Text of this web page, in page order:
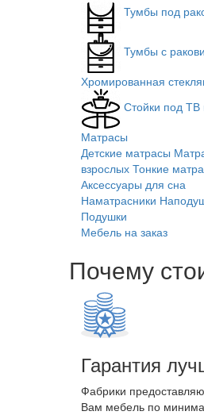
Тумбы под
Тумбы с
Хромированная
Стойки под ТВ
Матрасы
Детские матрасы
взрослых Тонкие
Аксессуары для сна
Наматрасники
Подушки
Мебель на заказ
Почему
Гарантия
Фабрики
Вам мебель по